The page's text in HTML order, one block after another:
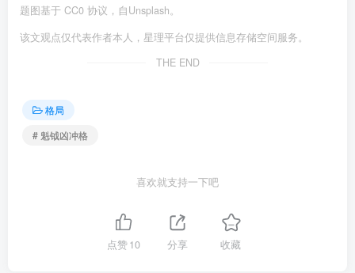
题图基于 CC0 协议，自Unsplash。
该文观点仅代表作者本人，星理平台仅提供信息存储空间服务。
THE END
格局
# 魁钺凶冲格
喜欢就支持一下吧
点赞10 分享 收藏